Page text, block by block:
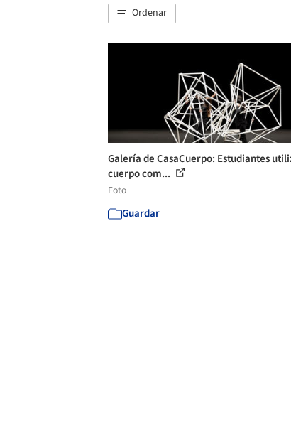
Ordenar
Galería de CasaCuerpo: Estudiantes
cuerpo com...
Foto
Guardar